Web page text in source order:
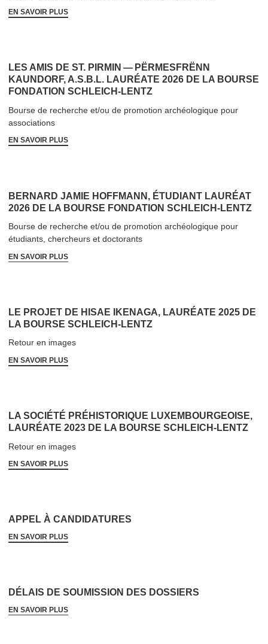
EN SAVOIR PLUS
LES AMIS DE ST. PIRMIN — PËRMESFRËNN
KAUNDORF, A.S.B.L. LAURÉATE 2026 DE LA BOURSE
FONDATION SCHLEICH-LENTZ
Bourse de recherche et/​ou de promotion archéologique pour
associations
EN SAVOIR PLUS
BERNARD JAMIE HOFFMANN, ÉTUDIANT LAURÉAT
2026 DE LA BOURSE FONDATION SCHLEICH-LENTZ
Bourse de recherche et/​ou de promotion archéologique pour
étudiants, chercheurs et doctorants
EN SAVOIR PLUS
LE PROJET DE HISAE IKENAGA, LAURÉATE 2025 DE
LA BOURSE SCHLEICH-LENTZ
Retour en images
EN SAVOIR PLUS
LA SOCIÉTÉ PRÉHIS­TORIQUE LUX­EM­BOUR­GEOISE,
LAURÉATE 2023 DE LA BOURSE SCHLEICH-LENTZ
Retour en images
EN SAVOIR PLUS
APPEL À CANDIDATURES
EN SAVOIR PLUS
DÉLAIS DE SOUMISSION DES DOSSIERS
EN SAVOIR PLUS